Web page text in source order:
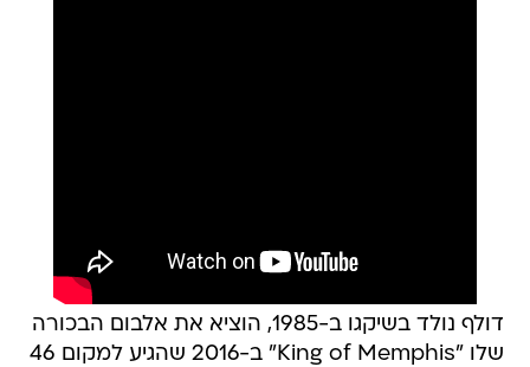
דולף נולד בשיקגו ב-1985, הוציא את אלבום הבכורה
שלו "King of Memphis" ב-2016 שהגיע למקום 46